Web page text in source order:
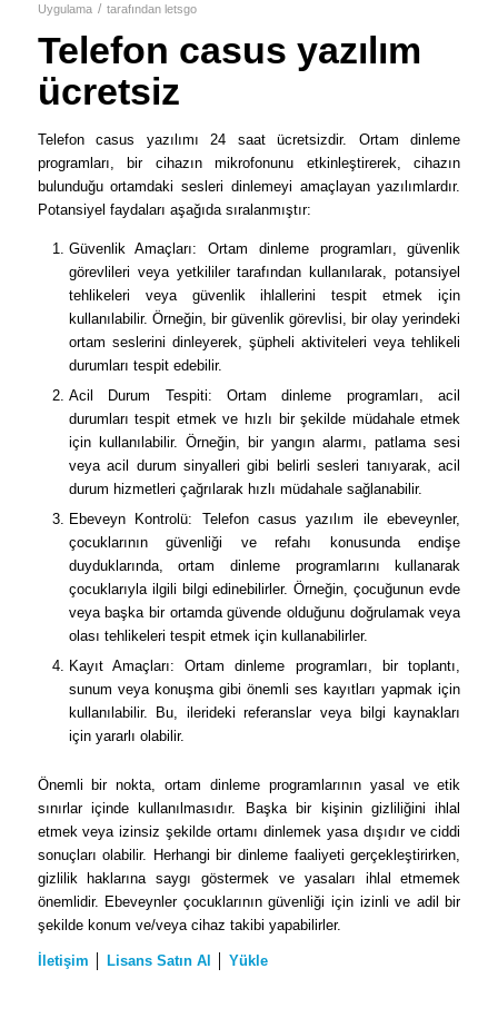
Uygulama / tarafından letsgo
Telefon casus yazılım
ücretsiz
Telefon casus yazılımı 24 saat ücretsizdir. Ortam dinleme
programları, bir cihazın mikrofonunu etkinleştirerek, cihazın
bulunduğu ortamdaki sesleri dinlemeyi amaçlayan yazılımlardır.
Potansiyel faydaları aşağıda sıralanmıştır:
Güvenlik Amaçları: Ortam dinleme programları, güvenlik
görevlileri veya yetkililer tarafından kullanılarak, potansiyel
tehlikeleri veya güvenlik ihlallerini tespit etmek için
kullanılabilir. Örneğin, bir güvenlik görevlisi, bir olay yerindeki
ortam seslerini dinleyerek, şüpheli aktiviteleri veya tehlikeli
durumları tespit edebilir.
Acil Durum Tespiti: Ortam dinleme programları, acil
durumları tespit etmek ve hızlı bir şekilde müdahale etmek
için kullanılabilir. Örneğin, bir yangın alarmı, patlama sesi
veya acil durum sinyalleri gibi belirli sesleri tanıyarak, acil
durum hizmetleri çağrılarak hızlı müdahale sağlanabilir.
Ebeveyn Kontrolü: Telefon casus yazılım ile ebeveynler,
çocuklarının güvenliği ve refahı konusunda endişe
duyduklarında, ortam dinleme programlarını kullanarak
çocuklarıyla ilgili bilgi edinebilirler. Örneğin, çocuğunun evde
veya başka bir ortamda güvende olduğunu doğrulamak veya
olası tehlikeleri tespit etmek için kullanabilirler.
Kayıt Amaçları: Ortam dinleme programları, bir toplantı,
sunum veya konuşma gibi önemli ses kayıtları yapmak için
kullanılabilir. Bu, ilerideki referanslar veya bilgi kaynakları
için yararlı olabilir.
Önemli bir nokta, ortam dinleme programlarının yasal ve etik
sınırlar içinde kullanılmasıdır. Başka bir kişinin gizliliğini ihlal
etmek veya izinsiz şekilde ortamı dinlemek yasa dışıdır ve ciddi
sonuçları olabilir. Herhangi bir dinleme faaliyeti gerçekleştirirken,
gizlilik haklarına saygı göstermek ve yasaları ihlal etmemek
önemlidir. Ebeveynler çocuklarının güvenliği için izinli ve adil bir
şekilde konum ve/veya cihaz takibi yapabilirler.
İletişim Lisans Satın Al Yükle